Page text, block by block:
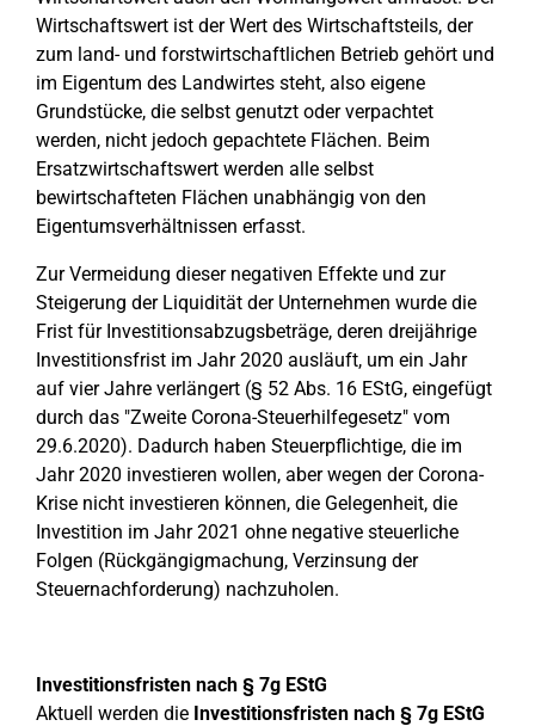
Wirtschaftswert ist der Wert des Wirtschaftsteils, der
zum land- und forstwirtschaftlichen Betrieb gehört und
im Eigentum des Landwirtes steht, also eigene
Grundstücke, die selbst genutzt oder verpachtet
werden, nicht jedoch gepachtete Flächen. Beim
Ersatzwirtschaftswert werden alle selbst
bewirtschafteten Flächen unabhängig von den
Eigentumsverhältnissen erfasst.
Zur Vermeidung dieser negativen Effekte und zur
Steigerung der Liquidität der Unternehmen wurde die
Frist für Investitionsabzugsbeträge, deren dreijährige
Investitionsfrist im Jahr 2020 ausläuft, um ein Jahr
auf vier Jahre verlängert (§ 52 Abs. 16 EStG, eingefügt
durch das "Zweite Corona-Steuerhilfegesetz" vom
29.6.2020). Dadurch haben Steuerpflichtige, die im
Jahr 2020 investieren wollen, aber wegen der Corona-
Krise nicht investieren können, die Gelegenheit, die
Investition im Jahr 2021 ohne negative steuerliche
Folgen (Rückgängigmachung, Verzinsung der
Steuernachforderung) nachzuholen.
Investitionsfristen nach § 7g EStG
Aktuell werden die Investitionsfristen nach § 7g EStG